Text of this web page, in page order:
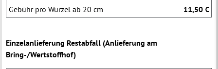
Gebühr pro Wurzel ab 20 cm
11,50 €
Einzelanlieferung Restabfall (Anlieferung am
Bring-/Wertstoffhof)